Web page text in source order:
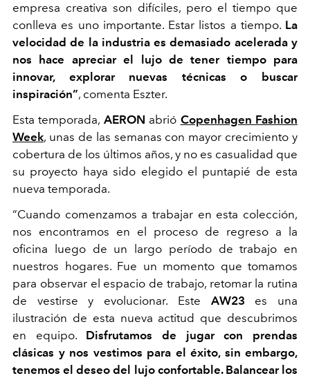
empresa creativa son difíciles, pero el tiempo que
conlleva es uno importante. Estar listos a tiempo. La
velocidad de la industria es demasiado acelerada y
nos hace apreciar el lujo de tener tiempo para
innovar, explorar nuevas técnicas o buscar
inspiración”, comenta Eszter.
Esta temporada, AERON abrió Copenhagen Fashion
Week, unas de las semanas con mayor crecimiento y
cobertura de los últimos años, y no es casualidad que
su proyecto haya sido elegido el puntapié de esta
nueva temporada.
“Cuando comenzamos a trabajar en esta colección,
nos encontramos en el proceso de regreso a la
oficina luego de un largo período de trabajo en
nuestros hogares. Fue un momento que tomamos
para observar el espacio de trabajo, retomar la rutina
de vestirse y evolucionar. Este AW23 es una
ilustración de esta nueva actitud que descubrimos
en equipo. Disfrutamos de jugar con prendas
clásicas y nos vestimos para el éxito, sin embargo,
tenemos el deseo del lujo confortable. Balancear los